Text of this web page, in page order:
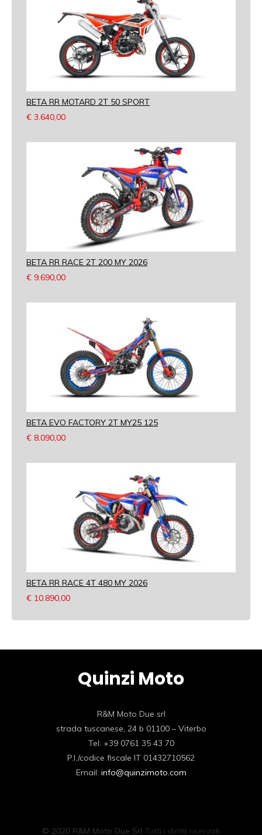
BETA RR MOTARD 2T 50 SPORT
€ 3.640,00
BETA RR RACE 2T 200 MY 2026
€ 9.690,00
BETA EVO FACTORY 2T MY25 125
€ 8.090,00
BETA RR RACE 4T 480 MY 2026
€ 10.890,00
Quinzi Moto
R&M Moto Due srl
strada tuscanese, 24 b 01100 – Viterbo
Tel: +39 0761 35 43 70
P.I./codice fiscale IT 01432710562
Email: info@quinzimoto.com
© 2020 R&M Moto Due Srl Tutti i diritti riservati